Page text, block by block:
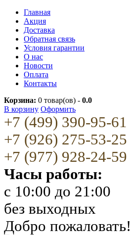
Главная
Акция
Доставка
Обратная связь
Условия гарантии
О нас
Новости
Оплата
Контакты
Корзина: 0 товар(ов) - 0.0
В корзину Оформить
+7 (499) 390-95-61
+7 (926) 275-53-25
+7 (977) 928-24-59
Часы работы:
c 10:00 до 21:00
без выходных
Добро пожаловать!